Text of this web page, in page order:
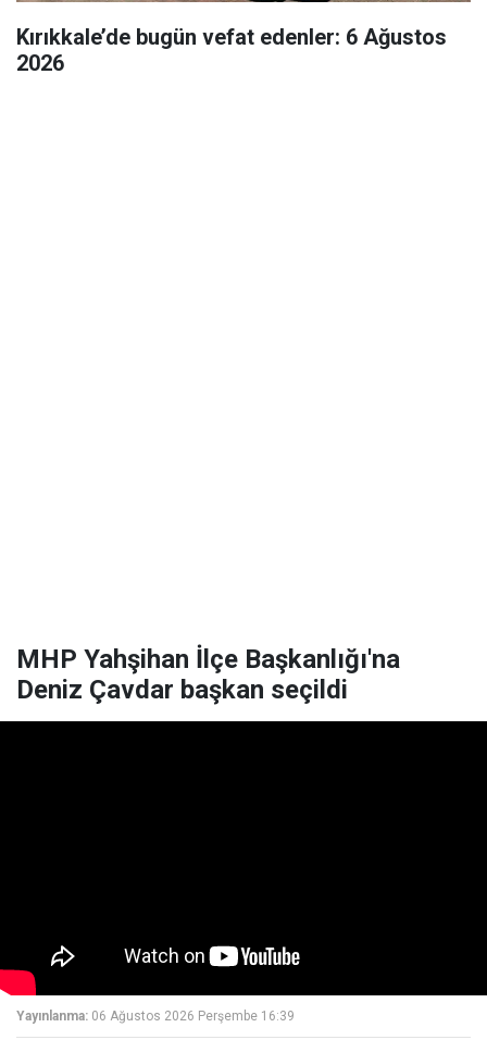
Kırıkkale’de bugün vefat edenler: 6 Ağustos
2026
MHP Yahşihan İlçe Başkanlığı'na
Deniz Çavdar başkan seçildi
Yayınlanma: 06 Ağustos 2026 Perşembe 16:39